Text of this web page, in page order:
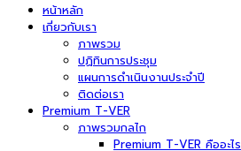
หน้าหลัก
เกี่ยวกับเรา
ภาพรวม
ปฏิทินการประชุม
แผนการดำเนินงานประจำปี
ติดต่อเรา
Premium T-VER
ภาพรวมกลไก
Premium T-VER คืออะไร